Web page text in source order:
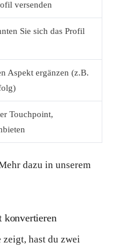
versenden
Sie sich das Profil
Aspekt ergänzen (z.B.
Touchpoint,
dazu in unserem
konvertieren
zeigt, hast du zwei